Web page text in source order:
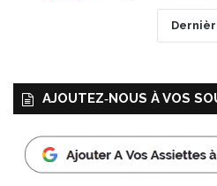
AJOUTEZ‑NOUS À VOS